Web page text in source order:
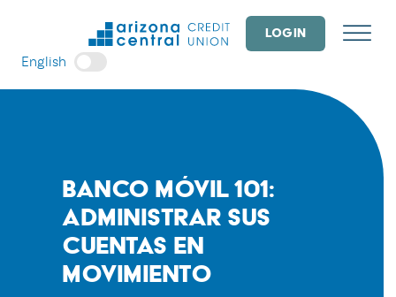
LOGIN
English
Banco móvil 101:
administrar sus
cuentas en
movimiento